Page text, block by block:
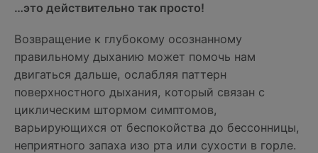
…это действительно так просто!
Возвращение к глубокому осознанному
правильному дыханию может помочь нам
двигаться дальше, ослабляя паттерн
поверхностного дыхания, который связан с
циклическим штормом симптомов,
варьирующихся от беспокойства до бессонницы,
неприятного запаха изо рта или сухости в горле.